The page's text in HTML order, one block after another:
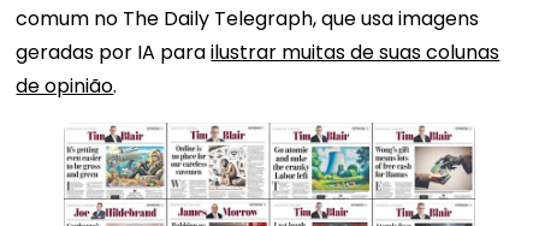
comum no The Daily Telegraph, que usa imagens
geradas por IA parailustrar muitas de suas colunas
de opinião.